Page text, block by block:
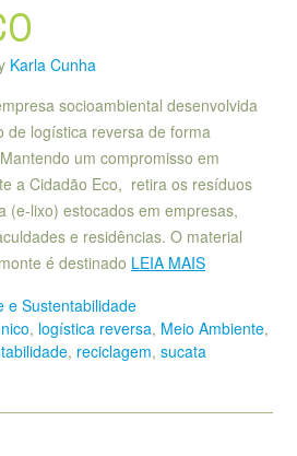
Karla Cunha
socioambiental desenvolvida
de logística reversa de forma
um compromisso em
a Cidadão Eco, retira os resíduos
(e-lixo) estocados em empresas,
e residências. O material
é destinado LEIA MAIS
e Sustentabilidade
, logística reversa, Meio Ambiente,
, reciclagem, sucata